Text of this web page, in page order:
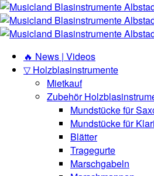
🔥 News | Videos
▽ Holzblasinstrumente
Mietkauf
Zubehör
Mundstücke für
Mundstücke für
Blätter
Tragegurte
Marschgabeln